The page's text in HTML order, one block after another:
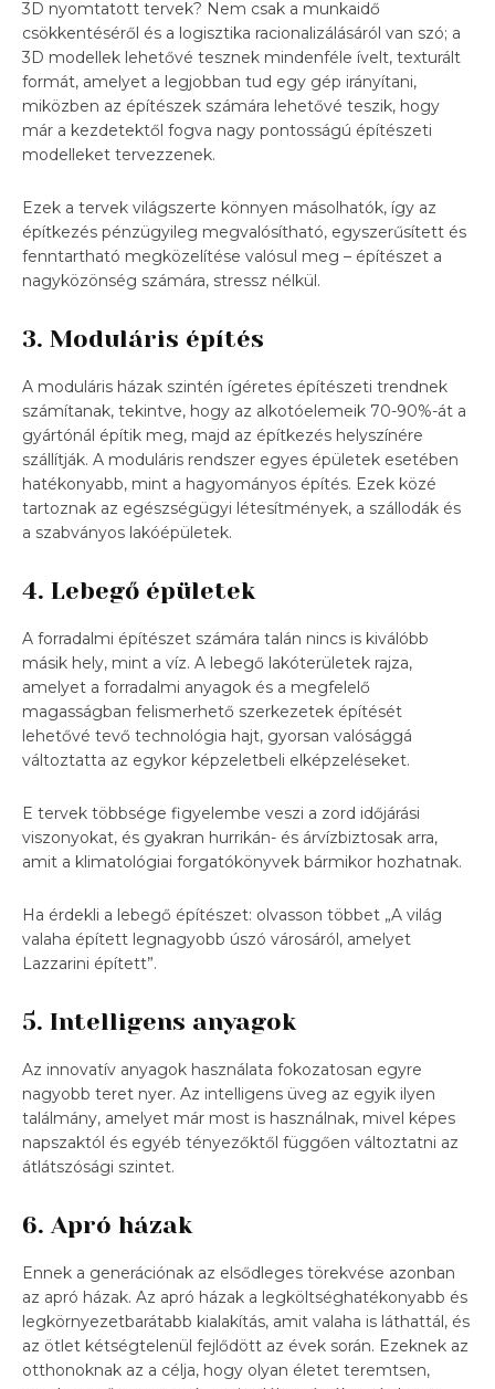
3D nyomtatott tervek? Nem csak a munkaidő
csökkentéséről és a logisztika racionalizálásáról van szó; a
3D modellek lehetővé tesznek mindenféle ívelt, texturált
formát, amelyet a legjobban tud egy gép irányítani,
miközben az építészek számára lehetővé teszik, hogy
már a kezdetektől fogva nagy pontosságú építészeti
modelleket tervezzenek.
Ezek a tervek világszerte könnyen másolhatók, így az
építkezés pénzügyileg megvalósítható, egyszerűsített és
fenntartható megközelítése valósul meg – építészet a
nagyközönség számára, stressz nélkül.
3. Moduláris építés
A moduláris házak szintén ígéretes építészeti trendnek
számítanak, tekintve, hogy az alkotóelemeik 70-90%-át a
gyártónál építik meg, majd az építkezés helyszínére
szállítják. A moduláris rendszer egyes épületek esetében
hatékonyabb, mint a hagyományos építés. Ezek közé
tartoznak az egészségügyi létesítmények, a szállodák és
a szabványos lakóépületek.
4. Lebegő épületek
A forradalmi építészet számára talán nincs is kiválóbb
másik hely, mint a víz. A lebegő lakóterületek rajza,
amelyet a forradalmi anyagok és a megfelelő
magasságban felismerhető szerkezetek építését
lehetővé tevő technológia hajt, gyorsan valósággá
változtatta az egykor képzeletbeli elképzeléseket.
E tervek többsége figyelembe veszi a zord időjárási
viszonyokat, és gyakran hurrikán- és árvízbiztosak arra,
amit a klimatológiai forgatókönyvek bármikor hozhatnak.
Ha érdekli a lebegő építészet: olvasson többet „A világ
valaha épített legnagyobb úszó városáról, amelyet
Lazzarini épített”.
5. Intelligens anyagok
Az innovatív anyagok használata fokozatosan egyre
nagyobb teret nyer. Az intelligens üveg az egyik ilyen
találmány, amelyet már most is használnak, mivel képes
napszaktól és egyéb tényezőktől függően változtatni az
átlátszósági szintet.
6. Apró házak
Ennek a generációnak az elsődleges törekvése azonban
az apró házak. Az apró házak a legköltséghatékonyabb és
legkörnyezetbarátabb kialakítás, amit valaha is láthattál, és
az ötlet kétségtelenül fejlődött az évek során. Ezeknek az
otthonoknak az a célja, hogy olyan életet teremtsen,